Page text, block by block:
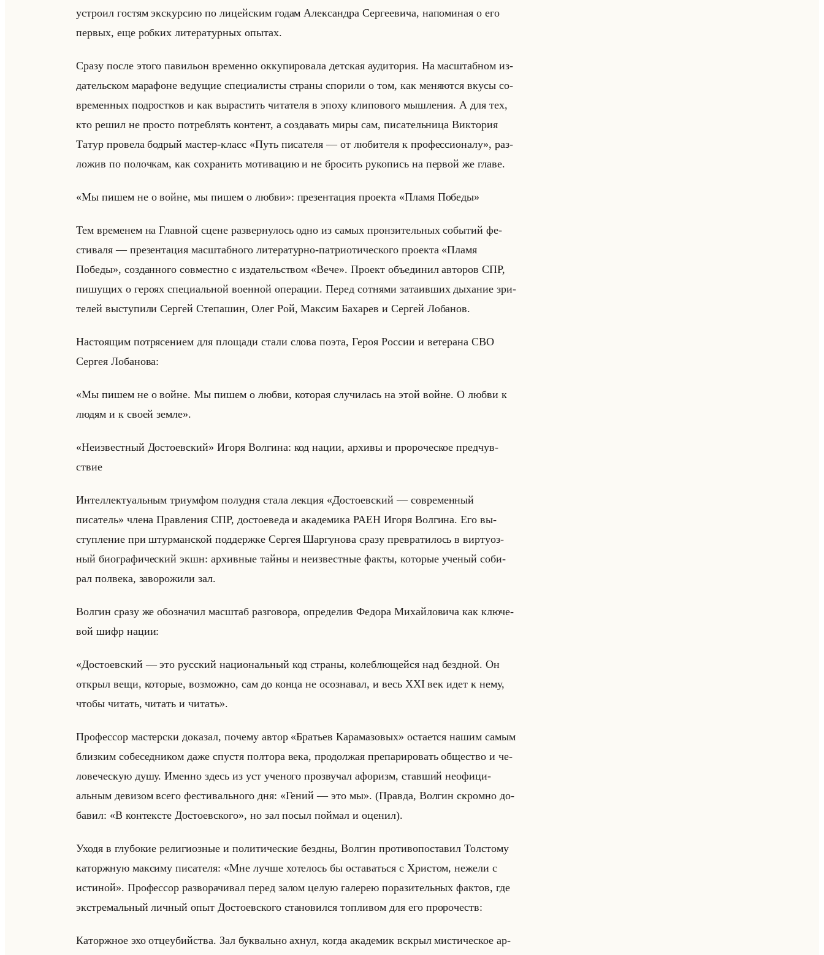
устро­ил го­стям экс­кур­сию по ли­цейским годам Алек­сандра Сер­ге­еви­ча, на­по­ми­ная о его
пер­вых, еще роб­ких ли­те­ра­тур­ных опы­тах.
Сразу после этого па­ви­льон вре­мен­но ок­ку­пи­ро­ва­ла дет­ская ауди­то­рия. На мас­штаб­ном из­
да­тельском ма­ра­фоне ве­ду­щие спе­ци­али­сты стра­ны спо­ри­ли о том, как ме­ня­ют­ся вкусы со­
вре­мен­ных под­рост­ков и как вы­рас­тить чи­та­те­ля в эпоху кли­по­во­го мыш­ле­ния. А для тех,
кто решил не про­сто по­треб­лять кон­тент, а со­зда­вать миры сам, пи­са­тельни­ца Вик­то­рия
Татур про­ве­ла бод­рый ма­стер-класс «Путь писателя — от любителя к профессионалу», раз­
ло­жив по по­лоч­кам, как со­хра­нить мо­ти­ва­цию и не бро­сить ру­ко­пись на пер­вой же главе.
«Мы пишем не о войне, мы пишем о любви»: пре­зен­та­ция про­ек­та «Пламя Победы»
Тем вре­ме­нем на Глав­ной сцене раз­вер­ну­лось одно из самых прон­зи­тельных со­бы­тий фе­
сти­ва­ля — пре­зен­та­ция мас­штаб­но­го ли­те­ра­тур­но-пат­ри­оти­че­ско­го про­ек­та «Пламя
Победы», со­здан­но­го сов­мест­но с из­да­тельством «Вече». Про­ект объеди­нил ав­то­ров СПР,
пи­шу­щих о ге­ро­ях спе­ци­альной во­ен­ной опе­ра­ции. Перед сот­ня­ми за­та­ив­ших ды­ха­ние зри­
те­лей вы­сту­пи­ли Сер­гей Сте­па­шин, Олег Рой, Мак­сим Ба­ха­рев и Сер­гей Ло­ба­нов.
На­сто­ящим по­тря­се­ни­ем для пло­ща­ди стали слова поэта, Героя Рос­сии и ве­те­ра­на СВО
Сер­гея Ло­ба­но­ва:
«Мы пишем не о войне. Мы пишем о любви, которая случилась на этой войне. О любви к
людям и к своей земле».
«Неизвестный Достоевский» Игоря Вол­ги­на: код нации, ар­хи­вы и про­ро­че­ское пред­чув­
ствие
Ин­тел­лек­ту­альным три­ум­фом по­лу­дня стала лек­ция «Достоевский — современный
писатель» члена Прав­ле­ния СПР, до­сто­еве­да и ака­де­ми­ка РАЕН Игоря Вол­ги­на. Его вы­
ступ­ле­ние при штур­ман­ской под­держ­ке Сер­гея Шар­гу­но­ва сразу пре­вра­ти­лось в вир­ту­оз­
ный био­гра­фи­че­ский экшн: ар­хив­ные тайны и неиз­вест­ные факты, ко­то­рые уче­ный со­би­
рал пол­ве­ка, за­во­ро­жи­ли зал.
Вол­гин сразу же обо­зна­чил мас­штаб раз­го­во­ра, опре­де­лив Фе­до­ра Ми­хайло­ви­ча как клю­че­
вой шифр нации:
«Достоевский — это русский национальный код страны, колеблющейся над бездной. Он
открыл вещи, которые, возможно, сам до конца не осознавал, и весь XXI век идет к нему,
чтобы читать, читать и читать».
Про­фес­сор ма­стер­ски до­ка­зал, по­че­му автор «Братьев Карамазовых» оста­ет­ся нашим самым
близ­ким со­бе­сед­ни­ком даже спу­стя пол­то­ра века, про­дол­жая пре­па­ри­ро­вать об­ще­ство и че­
ло­ве­че­скую душу. Имен­но здесь из уст уче­но­го про­зву­чал афо­ризм, став­ший неофи­ци­
альным де­ви­зом всего фе­сти­вально­го дня: «Гений — это мы». (Прав­да, Вол­гин скром­но до­
ба­вил: «В контексте Достоевского», но зал посыл поймал и оце­нил).
Уходя в глу­бо­кие ре­ли­ги­оз­ные и по­ли­ти­че­ские без­дны, Вол­гин про­ти­во­по­ста­вил Тол­сто­му
ка­торж­ную мак­си­му пи­са­те­ля: «Мне лучше хотелось бы оставаться с Христом, нежели с
истиной». Про­фес­сор раз­во­ра­чи­вал перед залом целую га­ле­рею по­ра­зи­тельных фак­тов, где
экс­тре­мальный лич­ный опыт До­сто­ев­ско­го ста­но­вил­ся топ­ли­вом для его про­ро­честв:
Ка­торж­ное эхо от­це­убийства. Зал бук­вально ахнул, когда ака­де­мик вскрыл ми­сти­че­ское ар­